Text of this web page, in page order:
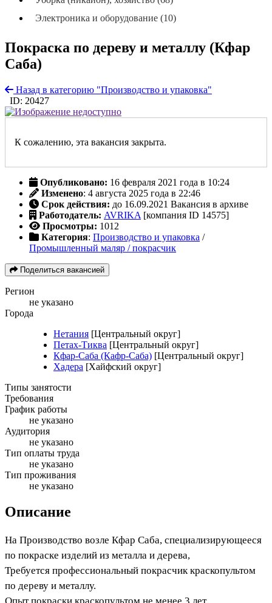
Электроника и оборудование (10)
Покраска по дереву и металлу (Кфар
Саба)
Назад в категорию "Производство и упаковка"
ID: 20427
К сожалению, эта вакансия закрыта.
Опубликовано: 16 февраля 2021 года в 10:24
Изменено: 4 августа 2025 года в 22:46
Срок действия: до 16.09.2021 Вакансия в архиве
Работодатель: AVRIKA [компания ID 14575]
Просмотры: 1012
Категория: Производство и упаковка /
Промышленный маляр / покрасчик
Поделиться вакансией
Регион
не указано
Города
Нетания [Центральный округ]
Петах-Тиква [Центральный округ]
Кфар-Саба (Кафр-Саба) [Центральный округ]
Хадера [Хайфский округ]
Типы занятости
Требования
График работы
не указано
Аудитория
не указано
Тип оплаты труда
не указано
Тип проживания
не указано
Описание
На Производство возле Кфар Саба, специализирующееся
по покраске изделий из металла и дерева,
Требуется профессиональный покрасчик краскопультом
по дереву и металлу.